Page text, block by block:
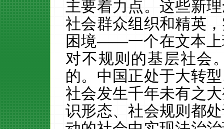
主要着力点。这些新
社会群众组织和精英
困境——一个在文本上
对不规则的基层社会
的。中国正处于大转
社会发生千年未有之
识形态、社会规则都